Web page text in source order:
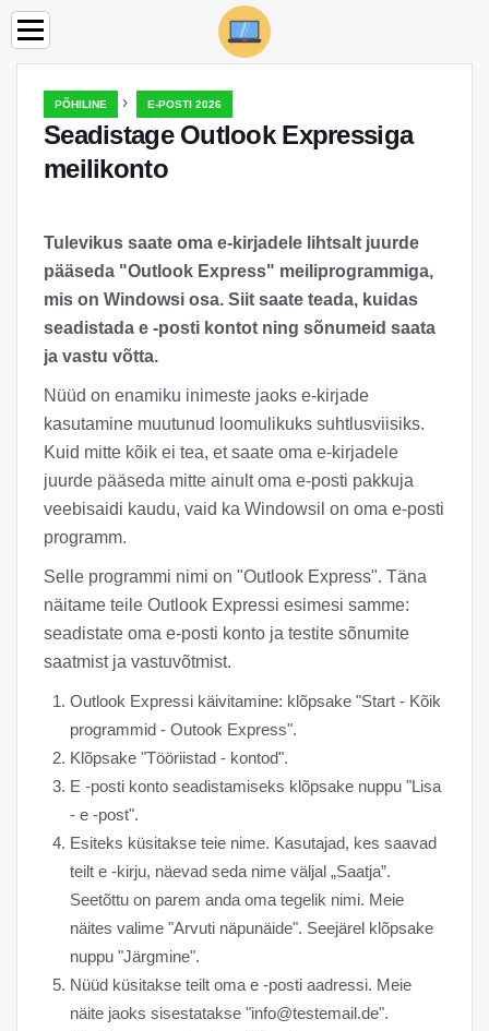
PÕHILINE › E-POSTI 2026
Seadistage Outlook Expressiga
meilikonto
Tulevikus saate oma e-kirjadele lihtsalt juurde
pääseda "Outlook Express" meiliprogrammiga,
mis on Windowsi osa. Siit saate teada, kuidas
seadistada e -posti kontot ning sõnumeid saata
ja vastu võtta.
Nüüd on enamiku inimeste jaoks e-kirjade
kasutamine muutunud loomulikuks suhtlusviisiks.
Kuid mitte kõik ei tea, et saate oma e-kirjadele
juurde pääseda mitte ainult oma e-posti pakkuja
veebisaidi kaudu, vaid ka Windowsil on oma e-posti
programm.
Selle programmi nimi on "Outlook Express". Täna
näitame teile Outlook Expressi esimesi samme:
seadistate oma e-posti konto ja testite sõnumite
saatmist ja vastuvõtmist.
Outlook Expressi käivitamine: klõpsake "Start - Kõik
programmid - Outook Express".
Klõpsake "Tööriistad - kontod".
E -posti konto seadistamiseks klõpsake nuppu "Lisa
- e -post".
Esiteks küsitakse teie nime. Kasutajad, kes saavad
teilt e -kirju, näevad seda nime väljal „Saatja”.
Seetõttu on parem anda oma tegelik nimi. Meie
näites valime "Arvuti näpunäide". Seejärel klõpsake
nuppu "Järgmine".
Nüüd küsitakse teilt oma e -posti aadressi. Meie
näite jaoks sisestatakse "info@testemail.de".